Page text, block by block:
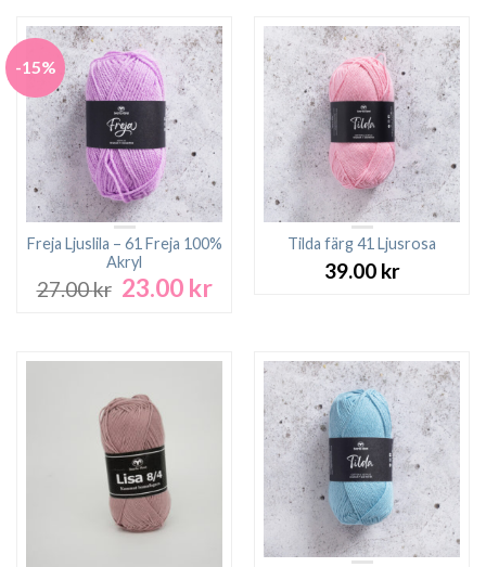
27.00 kr.
-15%
Freja Ljuslila – 61 Freja 100%
Akryl
27.00kr Det
ursprungliga
27.00 kr.
23.00 krDet
23.00 kr.
Tilda färg 41 Ljusrosa
39.00 kr